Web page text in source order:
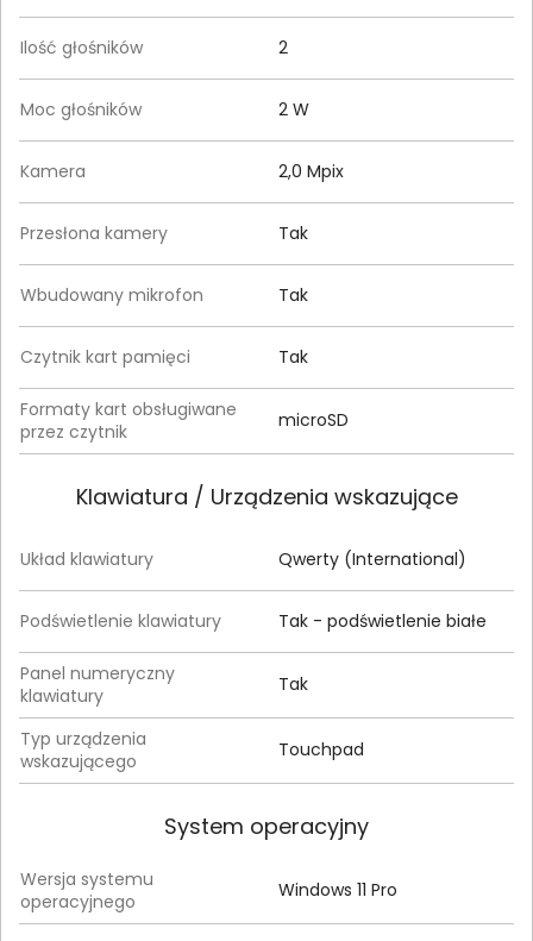
Ilość głośników 2
Moc głośników 2 W
Kamera 2,0 Mpix
Przesłona kamery Tak
Wbudowany mikrofon Tak
Czytnik kart pamięci Tak
Formaty kart obsługiwane
przez czytnik
microSD
Klawiatura / Urządzenia wskazujące
Układ klawiatury Qwerty (International)
Podświetlenie klawiatury Tak - podświetlenie białe
Panel numeryczny
klawiatury
Tak
Typ urządzenia
wskazującego
Touchpad
System operacyjny
Wersja systemu
operacyjnego
Windows 11 Pro